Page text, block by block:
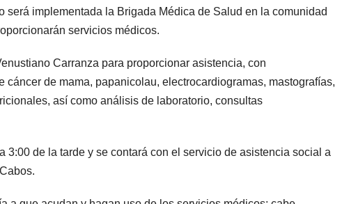
será implementada la Brigada Médica de Salud en la comunidad
servicios médicos.
Carranza para proporcionar asistencia, con
de mama, papanicolau, electrocardiogramas, mastografías,
así como análisis de laboratorio, consultas
3:00 de la tarde y se contará con el servicio de asistencia social a